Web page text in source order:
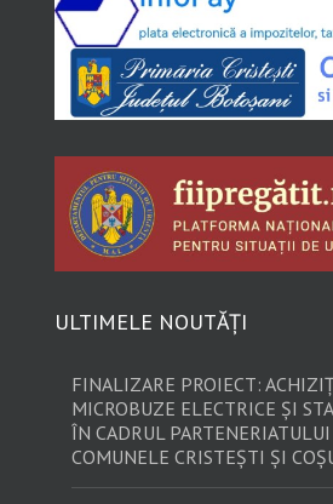
ULTIMELE NOUTĂȚI
FINALIZARE PROIECT:
MICROBUZE ELECTRICE ȘI
ÎN CADRUL
COMUNELE CRISTEȘTI ȘI